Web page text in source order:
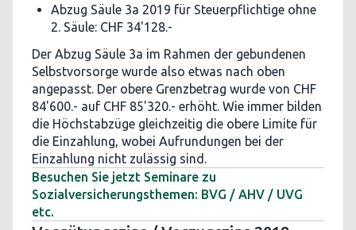
Abzug Säule 3a 2019 für Steuerpflichtige ohne
2. Säule: CHF 34'128.-
Der Abzug Säule 3a im Rahmen der gebundenen
Selbstvorsorge wurde also etwas nach oben
angepasst. Der obere Grenzbetrag wurde von CHF
84'600.- auf CHF 85'320.- erhöht. Wie immer bilden
die Höchstabzüge gleichzeitig die obere Limite für
die Einzahlung, wobei Aufrundungen bei der
Einzahlung nicht zulässig sind.
Besuchen Sie jetzt Seminare zu
Sozialversicherungsthemen: BVG / AHV / UVG
etc.